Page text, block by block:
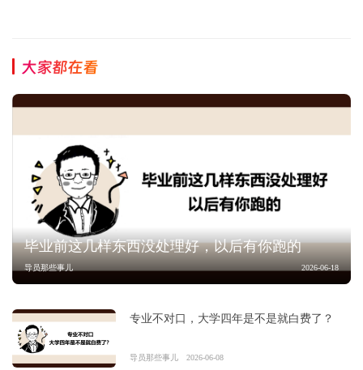
大家都在看
毕业前这几样东西没处理好，以后有你跑的
导员那些事儿 2026-06-18
专业不对口，大学四年是不是就白费了？
导员那些事儿 2026-06-08